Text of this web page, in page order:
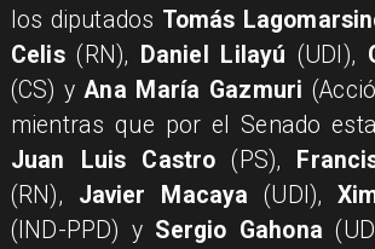
los diputados Tomás
Celis(RN), Daniel Lilayú (UDI),
(CS) yAna María Gazmuri
mientras que por el Senado
Juan Luis Castro(PS),
(RN), Javier Macaya (UDI),
(IND-PPD) y Sergio Gahona